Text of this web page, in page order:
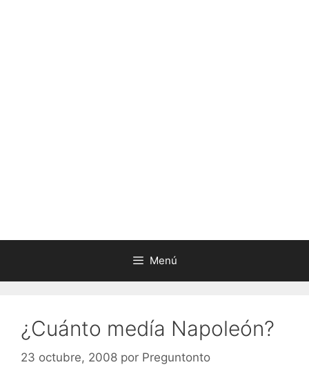
Menú
¿Cuánto medía Napoleón?
23 octubre, 2008 por Preguntonto